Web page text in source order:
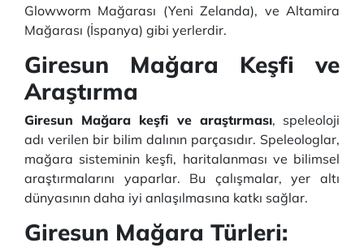
Glowworm Mağarası (Yeni Zelanda), ve Altamira
Mağarası (İspanya) gibi yerlerdir.
Giresun Mağara Keşfi ve
Araştırma
Giresun Mağara keşfi ve araştırması, speleoloji
adı verilen bir bilim dalının parçasıdır. Speleologlar,
mağara sisteminin keşfi, haritalanması ve bilimsel
araştırmalarını yaparlar. Bu çalışmalar, yer altı
dünyasının daha iyi anlaşılmasına katkı sağlar.
Giresun Mağara Türleri: